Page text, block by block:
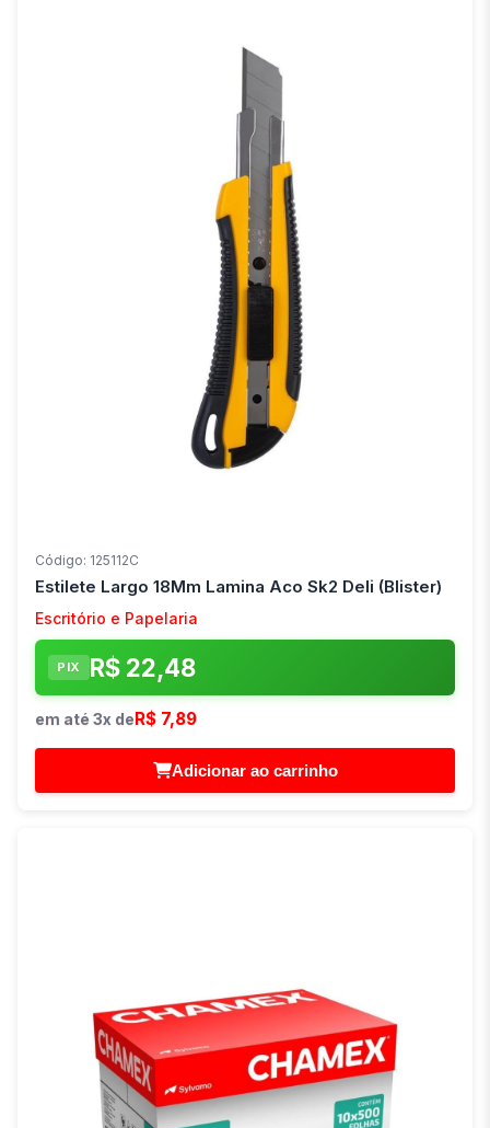
Código: 125112C
Estilete Largo 18Mm Lamina Aco Sk2 Deli (Blister)
Escritório e Papelaria
PIX R$ 22,48
em até 3x de R$ 7,89
Adicionar ao carrinho